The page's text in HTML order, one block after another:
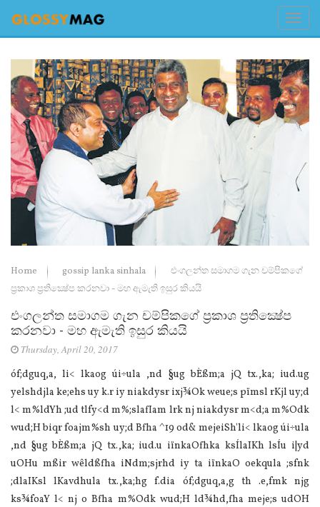
Home gossip lanka sinhala
එංගලන්ත සමාගම ගැන චම්පිකගේ
ප්‍රකාශ ප්‍රතික්‍ෂේප කරනවා - මහ ඇමැති ඉසුර කියයි
එංගලන්ත සමාගම ගැන චම්පිකගේ ප්‍රකාශ ප්‍රතික්‍ෂේප
කරනවා - මහ ඇමැති ඉසුර කියයි
Thursday, April 20, 2017
óf;dguq,a, li< lkaog úi÷ula‌ ,nd §ug bÈßm;a jQ tx.,ka; iud.ug
yelshdjla‌ ke;ehs uy k.r iy nia‌kdysr ixj¾Ok weue;s pïmsl rKjl uy;d
l< m%ldYh ;ud tlfy<d m%;sla‍fIam lrk nj nia‌kdysr m<d;a m%Odk
wud;H biqr foajm%sh uy;d Bfha ^19 od& mejeiSh'li< lkaog úi÷ula‌
,nd §ug bÈßm;a jQ tx.,ka; iud.u iïnkaOfhka ksÍla‍IKh lsÍu i|yd
uOHu mßir wêldßfha iNdm;sjrhd iy ta iïnkaO oekqula‌ ;sfnk
;dla‍IKsl lKa‌vdhula‌ tx.,ka;hg f.dia‌ óf;dguq,a,g th .e,fmk njg
ks¾foaY l< nj o Bfha m%Odk wud;H ld¾hd,fha meje;s udOH